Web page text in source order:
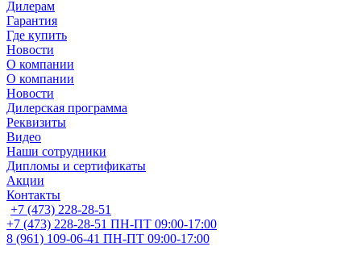
Дилерам
Гарантия
Где купить
Новости
О компании
О компании
Новости
Дилерская программа
Реквизиты
Видео
Наши сотрудники
Дипломы и сертификаты
Акции
Контакты
+7 (473) 228-28-51
+7 (473) 228-28-51 ПН-ПТ 09:00-17:00
8 (961) 109-06-41 ПН-ПТ 09:00-17:00